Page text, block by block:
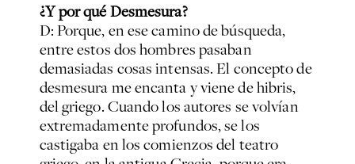
¿Y por qué Desmesura?
D: Porque, en ese camino de búsqueda,
entre estos dos hombres pasaban
demasiadas cosas intensas. El concepto de
desmesura me encanta y viene de hibris,
del griego. Cuando los autores se volvían
extremadamente profundos, se los
castigaba en los comienzos del teatro